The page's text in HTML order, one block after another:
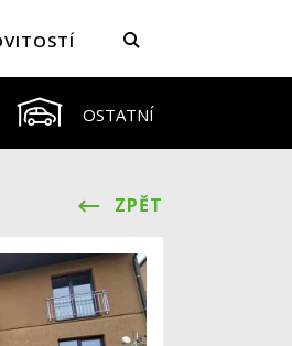
OSTATNÍ
ZPĚT